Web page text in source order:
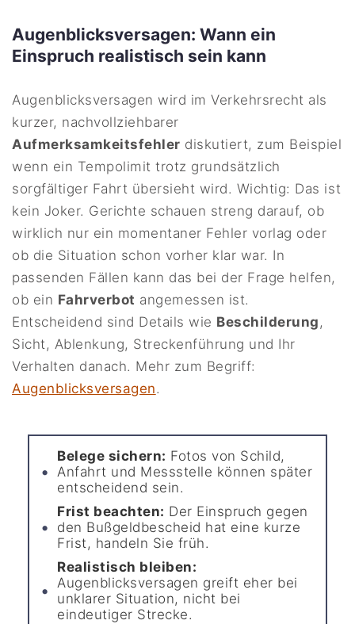
Augenblicksversagen: Wann ein
Einspruch realistisch sein kann
Augenblicksversagen wird im Verkehrsrecht als
kurzer, nachvollziehbarer
Aufmerksamkeitsfehler diskutiert, zum Beispiel
wenn ein Tempolimit trotz grundsätzlich
sorgfältiger Fahrt übersieht wird. Wichtig: Das ist
kein Joker. Gerichte schauen streng darauf, ob
wirklich nur ein momentaner Fehler vorlag oder
ob die Situation schon vorher klar war. In
passenden Fällen kann das bei der Frage helfen,
ob ein Fahrverbot angemessen ist.
Entscheidend sind Details wie Beschilderung,
Sicht, Ablenkung, Streckenführung und Ihr
Verhalten danach. Mehr zum Begriff:
Augenblicksversagen.
Belege sichern: Fotos von Schild,
Anfahrt und Messstelle können später
entscheidend sein.
Frist beachten: Der Einspruch gegen
den Bußgeldbescheid hat eine kurze
Frist, handeln Sie früh.
Realistisch bleiben:
Augenblicksversagen greift eher bei
unklarer Situation, nicht bei
eindeutiger Strecke.